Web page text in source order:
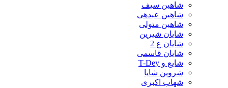
شاهین سیف
شاهین عبدهی
شاهین متولی
شایان شیرین
شایان ع 2
شایان قاسمی
شایع و T-Dey
شروین شایا
شهاب اکبری